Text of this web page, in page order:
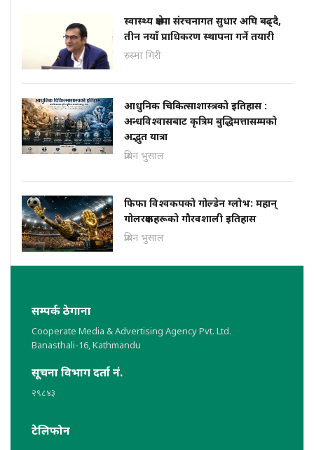
स्वास्थ्य क्षेत्रमा संरचनागत सुधार अघि बढ्दै,
तीन नयाँ प्राधिकरण स्थापना गर्ने तयारी
रुस्मा गिरी
आधुनिक चिकित्साशास्त्रको इतिहास :
अन्धविश्वासबाट कृत्रिम बुद्धिमत्तासम्मको
अद्भुत यात्रा
प्रबिन भुसाल
फिफा विश्वकपको गोल्डेन ग्लोभ: महान्
गोलरक्षकहरूको गौरवशाली इतिहास
प्रबिन भुसाल
सम्पर्क ठेगाना
Cooperate Media & Advertising Agency Pvt. Ltd.
Banasthali-16, Kathmandu
सूचना विभाग दर्ता नं.
२९८४३
टेलिफोन